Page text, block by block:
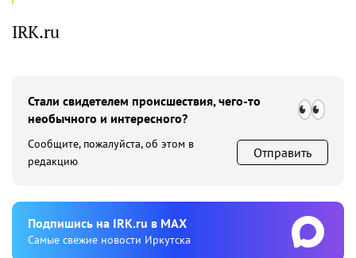
IRK.ru
Стали свидетелем происшествия, чего-то
необычного и интересного?
Сообщите, пожалуйста, об этом в
редакцию
Отправить
Подпишиcь на IRK.ru в MAX
Cамые свежие новости Иркутска